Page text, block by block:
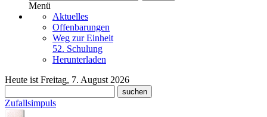
Menü
Aktuelles
Offenbarungen
Weg zur Einheit
52. Schulung
Herunterladen
Heute ist Freitag, 7. August 2026
Zufallsimpuls